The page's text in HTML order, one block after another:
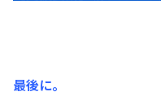
最後に。